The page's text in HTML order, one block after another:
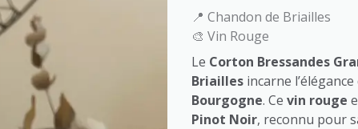
📍 Chandon de Briailles
🎨 Vin Rouge
Le Corton Bressandes
Briailles incarne
Bourgogne. Ce vin rouge
Pinot Noir, reconnu pour